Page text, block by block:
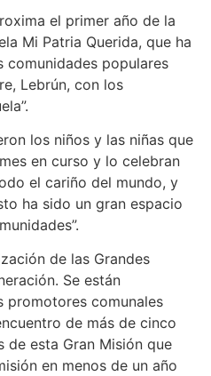
el primer año de la
Mi Patria Querida, que ha
comunidades populares
Lebrún, con los
los niños y las niñas que
en curso y lo celebran
el cariño del mundo, y
ha sido un gran espacio
de las Grandes
Se están
promotores comunales
de más de cinco
de esta Gran Misión que
en menos de un año